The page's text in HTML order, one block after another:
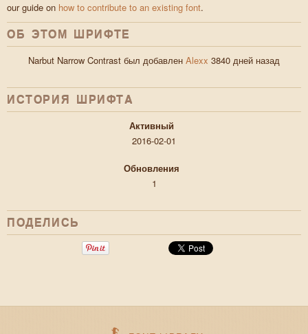
our guide on how to contribute to an existing font.
ОБ ЭТОМ ШРИФТЕ
Narbut Narrow Contrast был добавлен Alexx 3840 дней назад
ИСТОРИЯ ШРИФТA
Активный
2016-02-01
Обновления
1
ПОДЕЛИСЬ